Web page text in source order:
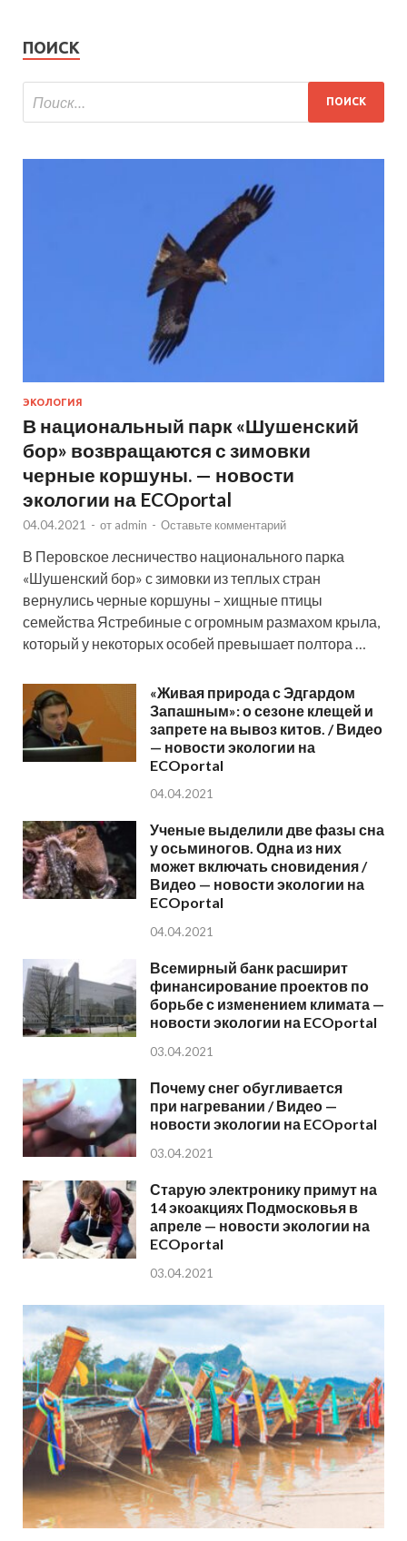
ПОИСК
ЭКОЛОГИЯ
В национальный парк «Шушенский
бор» возвращаются с зимовки
черные коршуны. — новости
экологии на ECOportal
04.04.2021 - от admin - Оставьте комментарий
В Перовское лесничество национального парка
«Шушенский бор» с зимовки из теплых стран
вернулись черные коршуны – хищные птицы
семейства Ястребиные с огромным размахом крыла,
который у некоторых особей превышает полтора …
«Живая природа с Эдгардом
Запашным»: о сезоне клещей и
запрете на вывоз китов. / Видео
— новости экологии на
ECOportal
04.04.2021
Ученые выделили две фазы сна
у осьминогов. Одна из них
может включать сновидения /
Видео — новости экологии на
ECOportal
04.04.2021
Всемирный банк расширит
финансирование проектов по
борьбе с изменением климата —
новости экологии на ECOportal
03.04.2021
Почему снег обугливается
при нагревании / Видео —
новости экологии на ECOportal
03.04.2021
Старую электронику примут на
14 экоакциях Подмосковья в
апреле — новости экологии на
ECOportal
03.04.2021